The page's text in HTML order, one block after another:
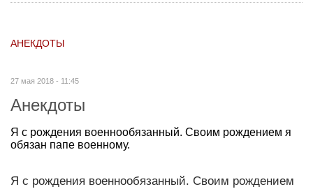
АНЕКДОТЫ
27 мая 2018 - 11:45
Анекдоты
Я с рождения военнообязанный. Своим рождением я
обязан папе военному.
Я с рождения военнообязанный. Своим рождением